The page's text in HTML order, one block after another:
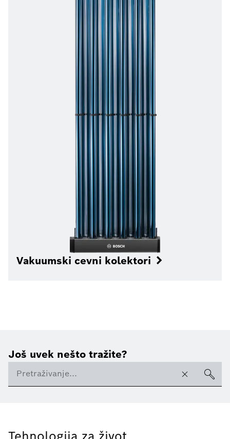
Vakuumski cevni kolektori
Još uvek nešto tražite?